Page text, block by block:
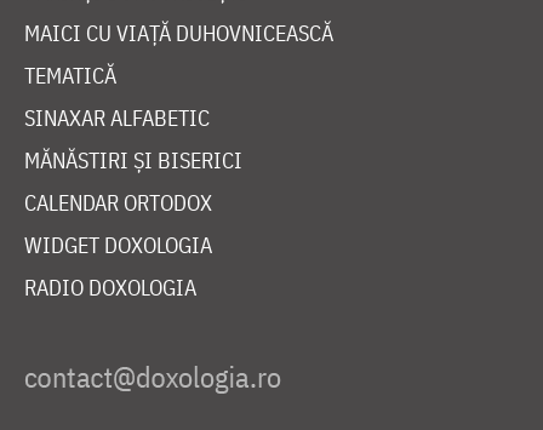
MAICI CU VIAȚĂ DUHOVNICEASCĂ
TEMATICĂ
SINAXAR ALFABETIC
MĂNĂSTIRI ȘI BISERICI
CALENDAR ORTODOX
WIDGET DOXOLOGIA
RADIO DOXOLOGIA